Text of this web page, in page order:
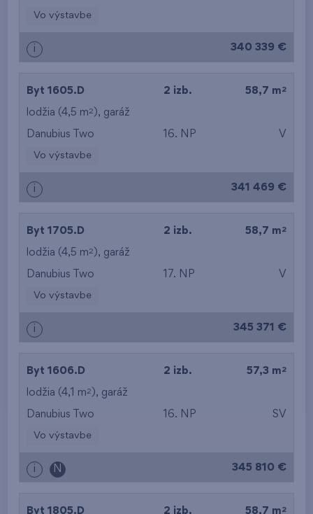
Vo výstavbe
i 340 339 €
Byt 1605.D 2 izb. 58,7 m 2
lodžia (4,5 m2 ), garáž
Danubius Two 16. NP V
Vo výstavbe
i 341 469 €
Byt 1705.D 2 izb. 58,7 m 2
lodžia (4,5 m2 ), garáž
Danubius Two 17. NP V
Vo výstavbe
i 345 371 €
Byt 1606.D 2 izb. 57,3 m 2
lodžia (4,1 m2 ), garáž
Danubius Two 16. NP SV
Vo výstavbe
i N 345 810 €
Byt 1805.D 2 izb. 58,7 m 2